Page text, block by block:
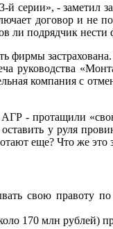
й серии», -
договор и не
ли подрядчик
руководства
компания с
- протащили
у руля
еще? Что же это
свою правоту
170 млн